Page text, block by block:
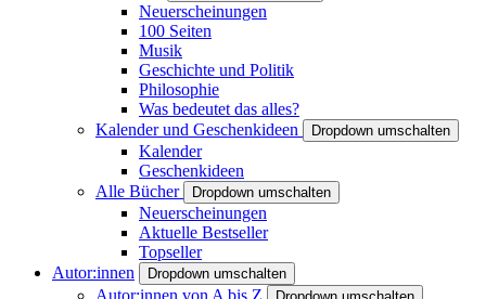
Neuerscheinungen
100 Seiten
Musik
Geschichte und Politik
Philosophie
Was bedeutet das alles?
Kalender und Geschenkideen
Dropdown umschalten
Kalender
Geschenkideen
Alle Bücher
Dropdown umschalten
Neuerscheinungen
Aktuelle Bestseller
Topseller
Autor:innen
Dropdown umschalten
Autor:innen von A bis Z